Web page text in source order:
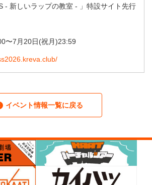
- 新しいラップの教室 - 」特設サイト先⾏
〜7⽉20⽇(祝⽉)23:59
イベント情報一覧に戻る